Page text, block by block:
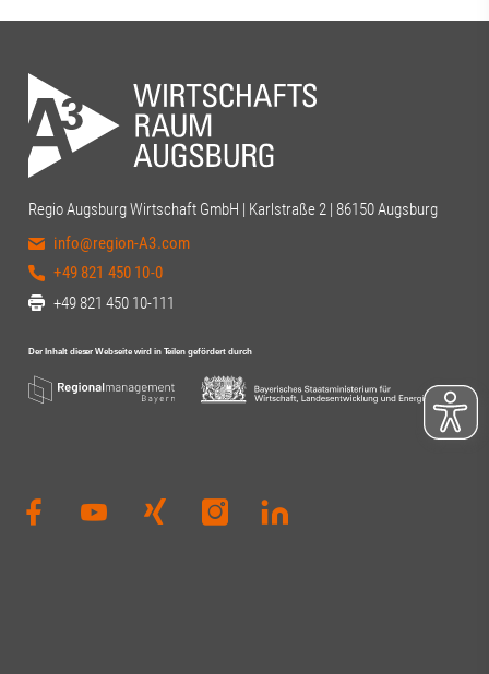
Regio Augsburg Wirtschaft GmbH | Karlstraße 2 | 86150 Augsburg
info@region-A3.com
+49 821 450 10-0
+49 821 450 10-111